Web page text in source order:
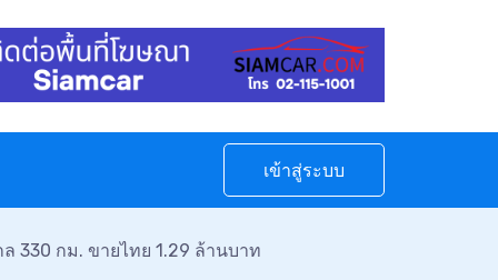
เข้าสู่ระบบ
330 กม. ขายไทย 1.29 ล้านบาท